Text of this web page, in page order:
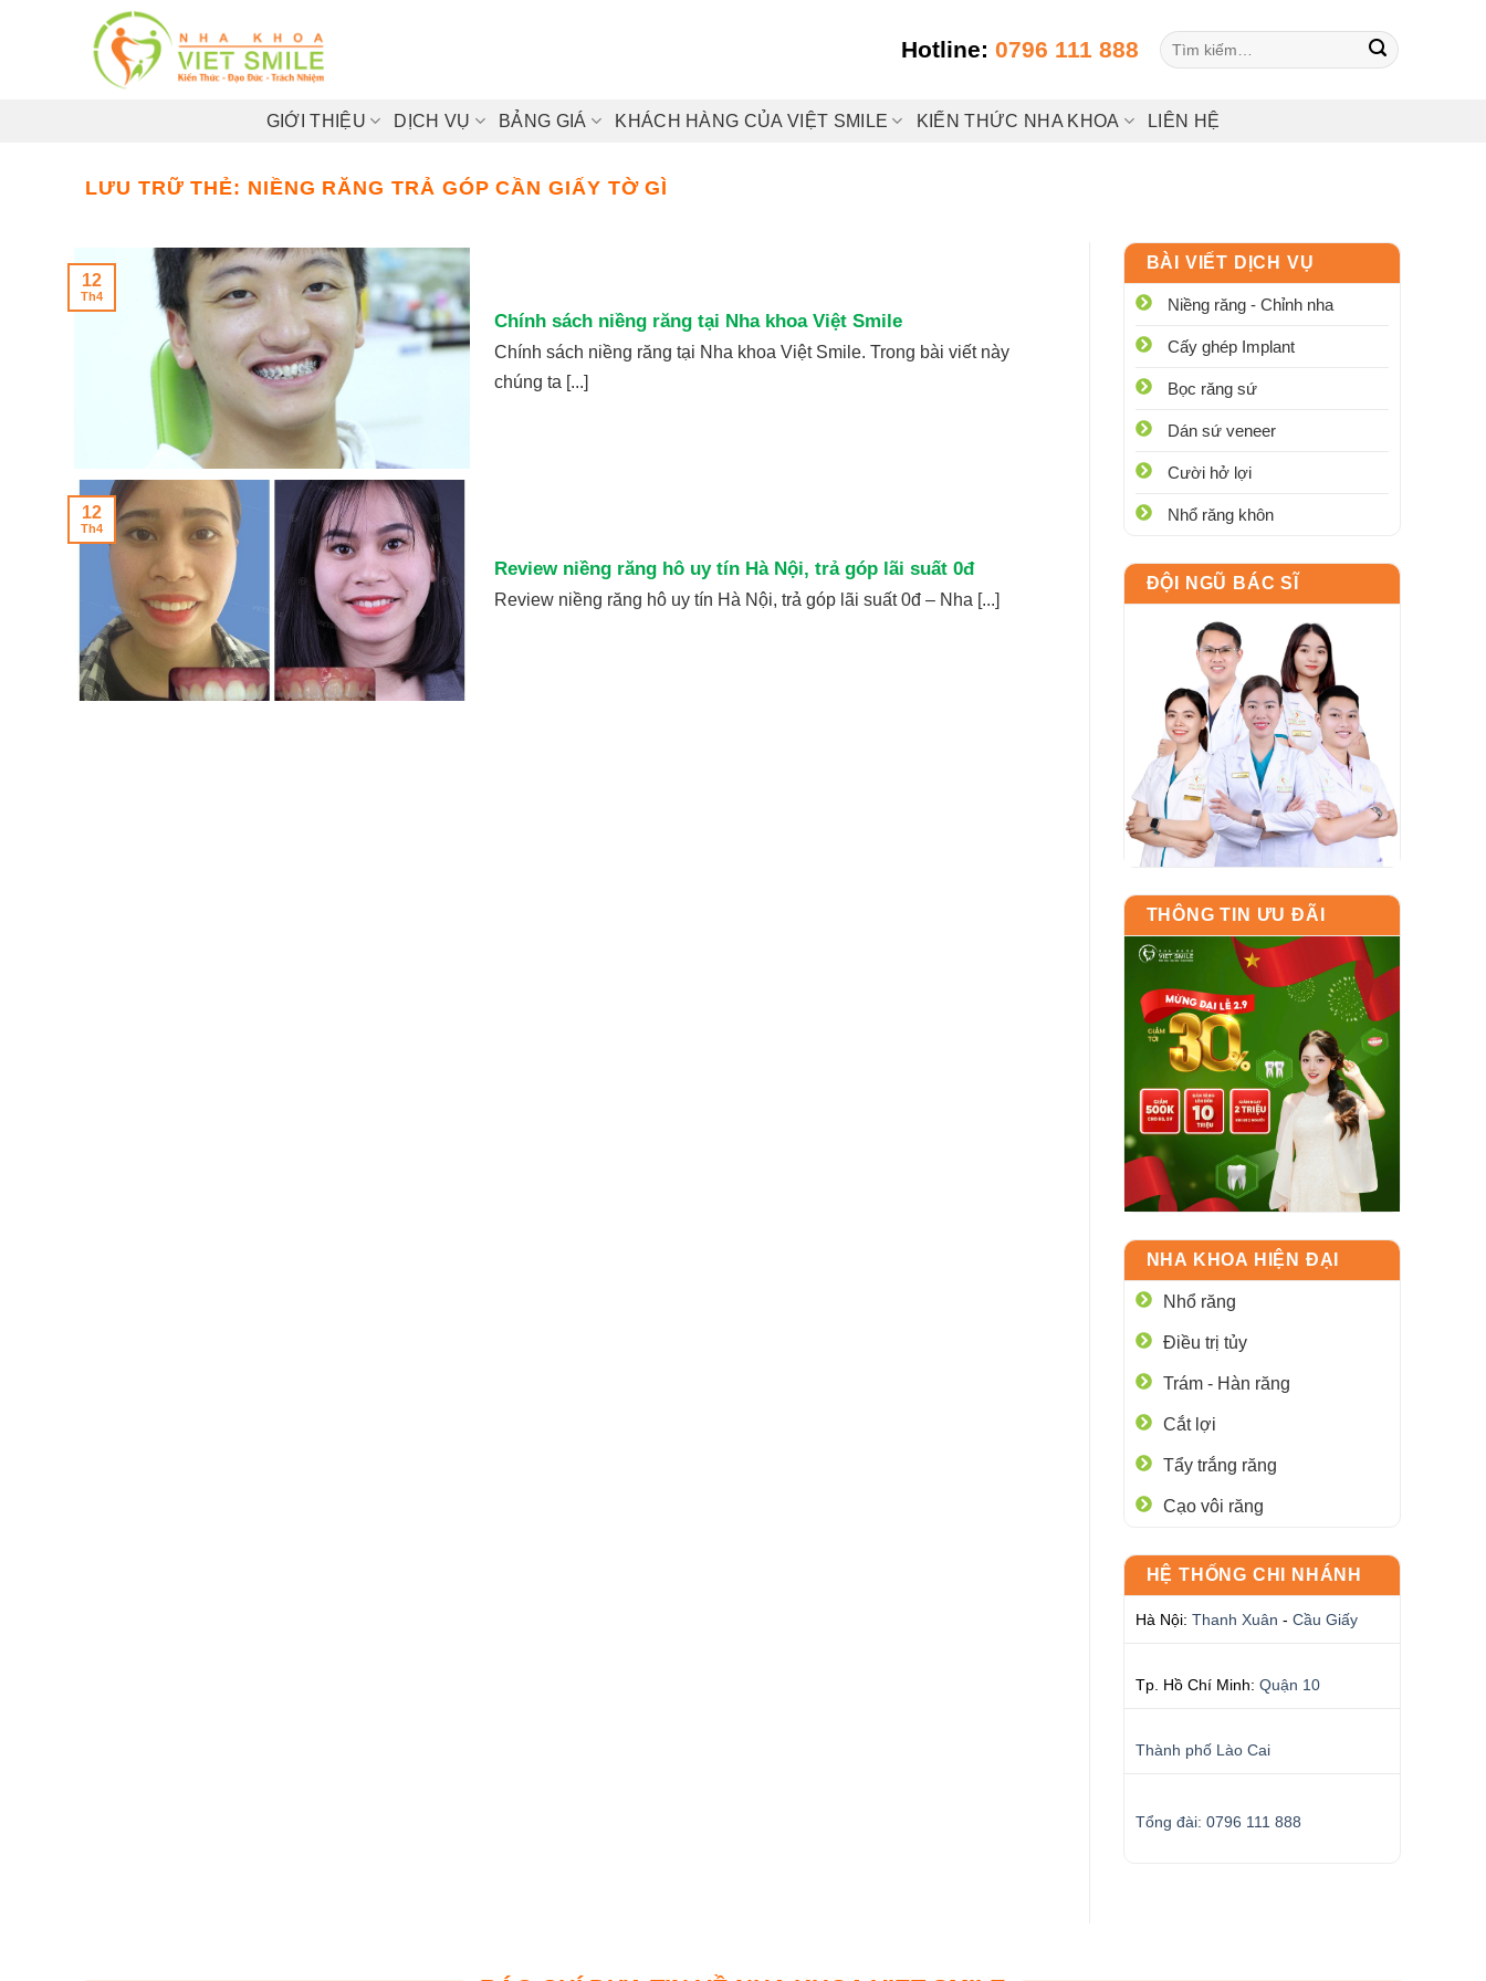
Hotline: 0796 111 888
Tìm
kiếm:
GIỚI THIỆU DỊCH VỤ BẢNG GIÁ KHÁCH HÀNG CỦA VIỆT SMILE KIẾN THỨC NHA KHOA LIÊN HỆ
LƯU TRỮ THẺ: NIỀNG RĂNG TRẢ GÓP CẦN GIẤY TỜ GÌ
Chính sách niềng răng tại Nha khoa Việt Smile
Chính sách niềng răng tại Nha khoa Việt Smile. Trong bài viết này
chúng ta [...]
12
Th4
Review niềng răng hô uy tín Hà Nội, trả góp lãi suất 0đ
Review niềng răng hô uy tín Hà Nội, trả góp lãi suất 0đ – Nha [...]
12
Th4
BÀI VIẾT DỊCH VỤ
Niềng răng - Chỉnh nha
Cấy ghép Implant
Bọc răng sứ
Dán sứ veneer
Cười hở lợi
Nhổ răng khôn
ĐỘI NGŨ BÁC SĨ
THÔNG TIN ƯU ĐÃI
NHA KHOA HIỆN ĐẠI
Nhổ răng
Điều trị tủy
Trám - Hàn răng
Cắt lợi
Tẩy trắng răng
Cạo vôi răng
HỆ THỐNG CHI NHÁNH
Hà Nội: Thanh Xuân - Cầu Giấy
Tp. Hồ Chí Minh: Quận 10
Thành phố Lào Cai
Tổng đài: 0796 111 888